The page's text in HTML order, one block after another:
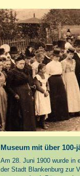
Museum mit über
Am 28. Juni 1900 wurde in
der Stadt Blankenburg zur